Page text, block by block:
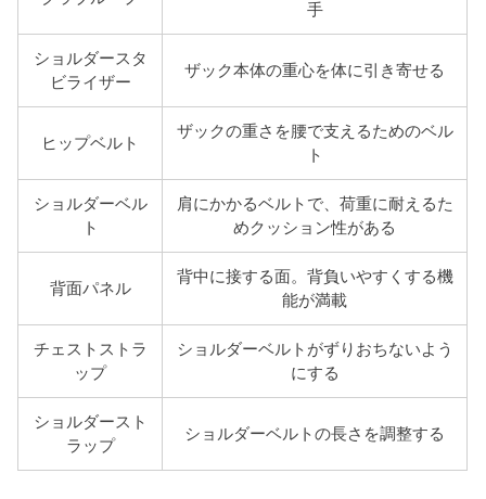
手
ショルダースタ
ビライザー
ザック本体の重心を体に引き寄せる
ヒップベルト
ザックの重さを腰で支えるためのベル
ト
ショルダーベル
ト
肩にかかるベルトで、荷重に耐えるた
めクッション性がある
背面パネル
背中に接する面。背負いやすくする機
能が満載
チェストストラ
ップ
ショルダーベルトがずりおちないよう
にする
ショルダースト
ラップ
ショルダーベルトの長さを調整する